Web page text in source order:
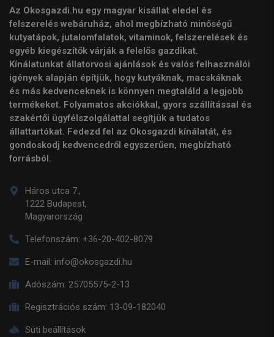
Az Okosgazdi.hu egy magyar kisállat eledel és
felszerelés webáruház, ahol megbízható minőségű
kutyatápok, jutalomfalatok, vitaminok, felszerelések és
egyéb kiegészítők várják a felelős gazdikat.
Kínálatunkat állatorvosi ajánlások és valós felhasználói
igények alapján építjük, hogy kutyáknak, macskáknak
és más kedvenceknek is könnyen megtaláld a legjobb
termékeket. Folyamatos akciókkal, gyors szállítással és
szakértői ügyfélszolgálattal segítjük a tudatos
állattartókat. Fedezd fel az Okosgazdi kínálatát, és
gondoskodj kedvencedről egyszerűen, megbízható
forrásból.
Háros utca 7.,
1222 Budapest,
Magyarország
Telefonszám: +36-20-402-8079
E-mail: info@okosgazdi.hu
Adószám: 25705575-2-13
Regisztrációs szám: 13-09-182040
Süti beállítások